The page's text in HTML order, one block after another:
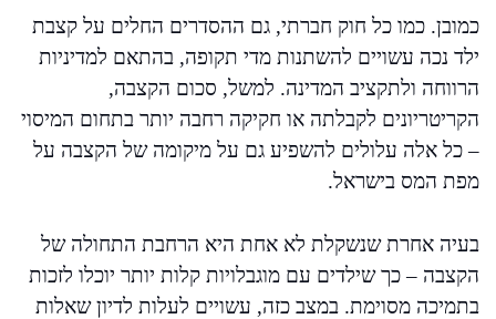
כמובן. כמו כל חוק חברתי, גם ההסדרים החלים על קצבת
ילד נכה עשויים להשתנות מדי תקופה, בהתאם למדיניות
הרווחה ולתקציב המדינה. למשל, סכום הקצבה,
הקריטריונים לקבלתה או חקיקה רחבה יותר בתחום המיסוי
– כל אלה עלולים להשפיע גם על מיקומה של הקצבה על
מפת המס בישראל.
בעיה אחרת שנשקלת לא אחת היא הרחבת התחולה של
הקצבה – כך שילדים עם מוגבלויות קלות יותר יוכלו לזכות
בתמיכה מסוימת. במצב כזה, עשויים לעלות לדיון שאלות